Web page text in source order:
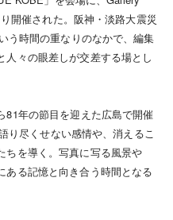
開催された。阪神・淡路大震災
う時間の重なりのなかで、編集
人々の眼差しが交差する場とし
81年の節目を迎えた広島で開催
り尽くせない感情や、消えるこ
ちを導く。写真に写る風景や
ある記憶と向き合う時間となる